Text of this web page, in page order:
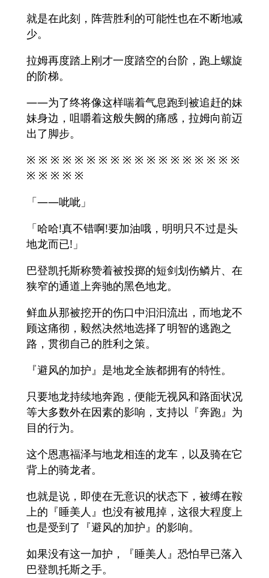
就是在此刻，阵营胜利的可能性也在不断地减
少。
拉姆再度踏上刚才一度踏空的台阶，跑上螺旋
的阶梯。
——为了终将像这样喘着气息跑到被追赶的妹
妹身边，咀嚼着这般失阙的痛感，拉姆向前迈
出了脚步。
※ ※ ※ ※ ※ ※ ※ ※ ※ ※ ※ ※ ※ ※ ※ ※ ※ ※
※ ※ ※ ※ ※
「——呲呲」
「哈哈!真不错啊!要加油哦，明明只不过是头
地龙而已!」
巴登凯托斯称赞着被投掷的短剑划伤鳞片、在
狭窄的通道上奔驰的黑色地龙。
鲜血从那被挖开的伤口中汩汩流出，而地龙不
顾这痛彻，毅然决然地选择了明智的逃跑之
路，贯彻自己的胜利之策。
『避风的加护』是地龙全族都拥有的特性。
只要地龙持续地奔跑，便能无视风和路面状况
等大多数外在因素的影响，支持以『奔跑』为
目的行为。
这个恩惠福泽与地龙相连的龙车，以及骑在它
背上的骑龙者。
也就是说，即使在无意识的状态下，被缚在鞍
上的『睡美人』也没有被甩掉，这很大程度上
也是受到了『避风的加护』的影响。
如果没有这一加护，『睡美人』恐怕早已落入
巴登凯托斯之手。